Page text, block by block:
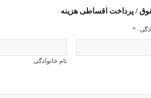
*
نام خانوادگی